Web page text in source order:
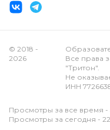
© 2018 -
2026
Все права
"Тритон".
Не
ИНН
Просмотры за все время -
Просмотры за сегодня -